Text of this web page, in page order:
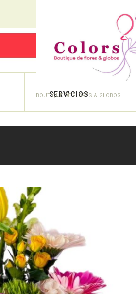
BOUTIQUE DE FLORES & GLOBOS
SERVICIOS